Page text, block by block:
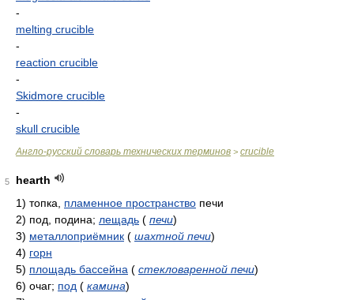
-
melting crucible
-
reaction crucible
-
Skidmore crucible
-
skull crucible
Англо-русский словарь технических терминов > crucible
5
hearth
1) топка, пламенное пространство печи
2) под, подина; лещадь ( печи)
3) металлоприёмник ( шахтной печи)
4) горн
5) площадь бассейна ( стекловаренной печи)
6) очаг; под ( камина)